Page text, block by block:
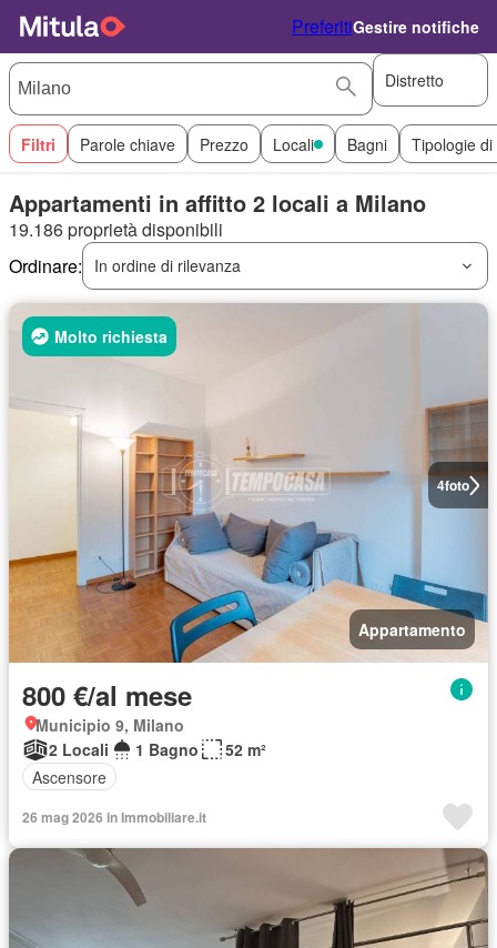
PreferitiGestire notifiche
Distretto
Filtri Parole chiave Prezzo Locali Bagni Tipologie
Appartamenti in affitto 2 locali a Milano
19.186 proprietà disponibili
Ordinare:
In ordine di rilevanza
4foto
Molto richiesta
Appartamento
800 €/al mese
Municipio 9, Milano
2 Locali
1 Bagno
52 m²
Ascensore
26 mag 2026 in Immobiliare.it